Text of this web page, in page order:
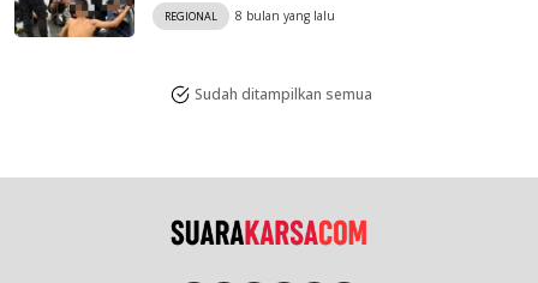
REGIONAL 8 bulan yang lalu
Sudah ditampilkan semua